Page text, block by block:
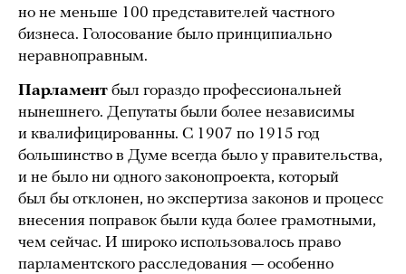
но не меньше 100 представителей частного
бизнеса. Голосование было принципиально
неравноправным.
Парламент был гораздо профессиональней
нынешнего. Депутаты были более независимы
и квалифицированны. С 1907 по 1915 год
большинство в Думе всегда было у правительства,
и не было ни одного законопроекта, который
был бы отклонен, но экспертиза законов и процесс
внесения поправок были куда более грамотными,
чем сейчас. И широко использовалось право
парламентского расследования — особенно